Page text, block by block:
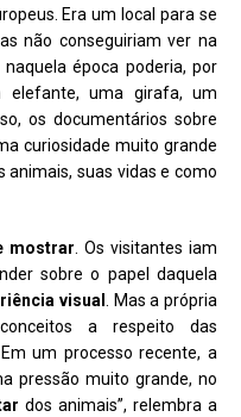
Era um local para se
não conseguiriam ver na
época poderia, por
uma girafa, um
os documentários sobre
curiosidade muito grande
suas vidas e como
mostrar . Os visitantes iam
sobre o papel daquela
visual
. Mas a própria
a respeito das
um processo recente, a
pressão muito grande, no
dos animais”, relembra a